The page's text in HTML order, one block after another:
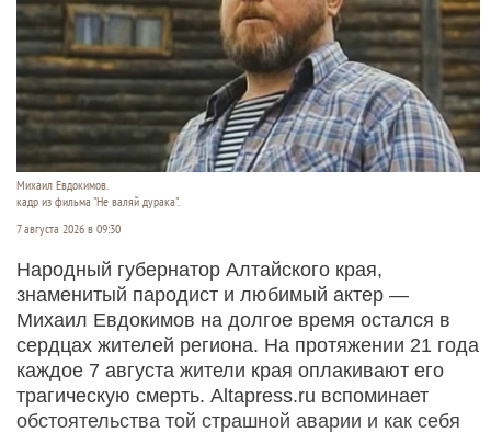
Михаил Евдокимов.
кадр из фильма "Не валяй дурака".
7 августа 2026 в 09:30
Народный губернатор Алтайского края,
знаменитый пародист и любимый актер —
Михаил Евдокимов на долгое время остался в
сердцах жителей региона. На протяжении 21 года
каждое 7 августа жители края оплакивают его
трагическую смерть. Altapress.ru вспоминает
обстоятельства той страшной аварии и как себя